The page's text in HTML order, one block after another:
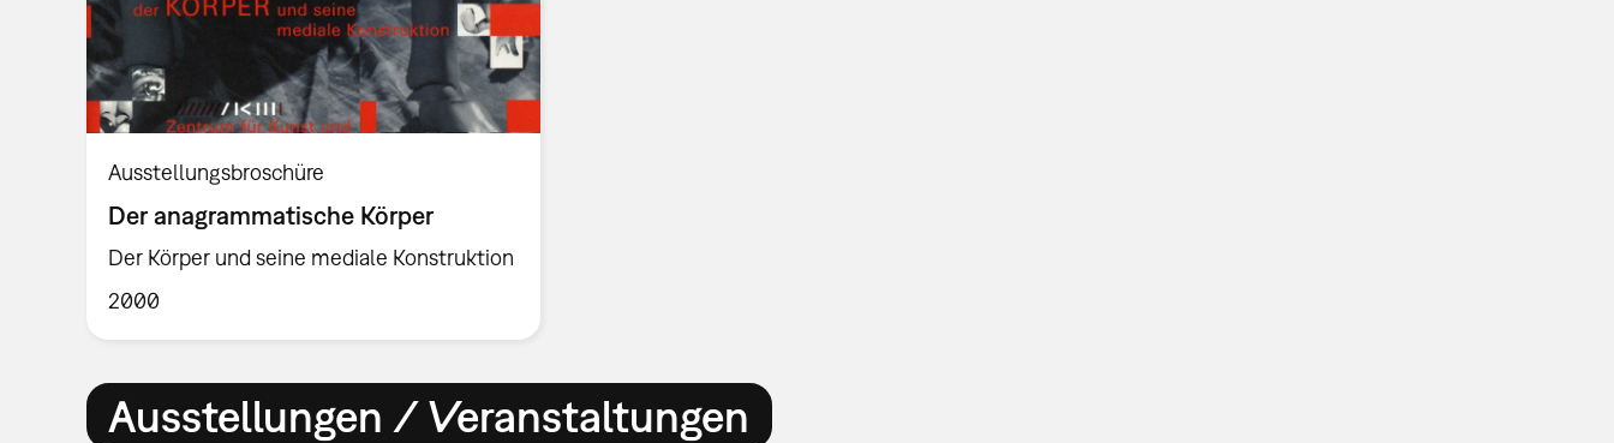
Ausstellungsbroschüre
Der anagrammatische Körper
Der Körper und seine mediale Konstruktion
2000
Ausstellungen / Veranstaltungen